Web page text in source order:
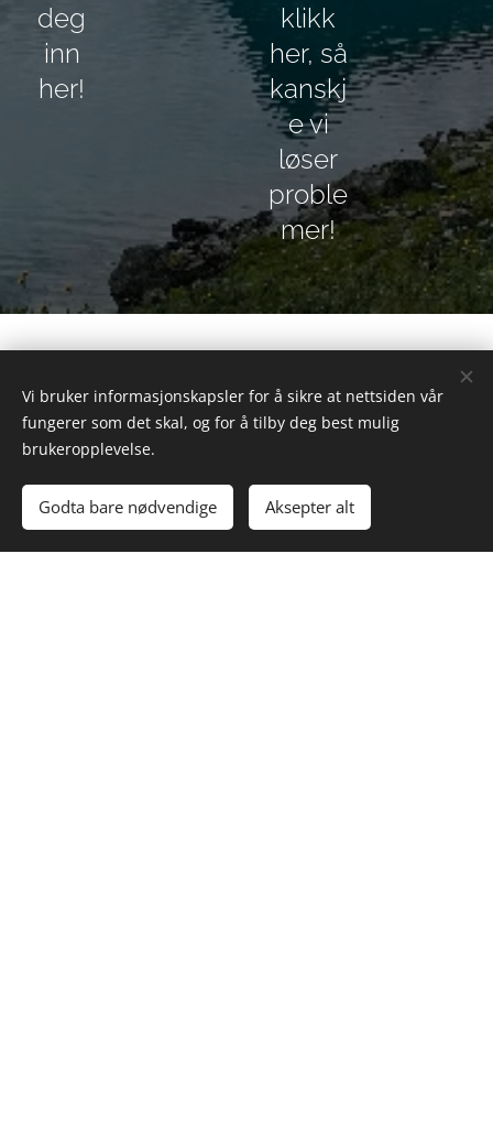
deg
inn
her!
klikk
her, så
kanskj
e vi
løser
proble
mer!
Om
Vi bruker informasjonskapsler for å sikre at nettsiden vår
fungerer som det skal, og for å tilby deg best mulig
brukeropplevelse.
Godta bare nødvendige Aksepter alt